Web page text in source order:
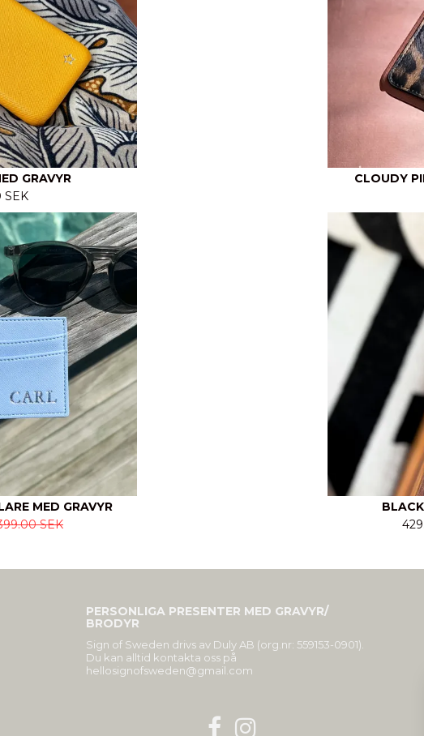
GRAVYR
SEK
CLOUDY
MED GRAVYR
SEK
PERSONLIGA PRESENTER MED GRAVYR/
BRODYR
Sign of Sweden drivs av Duly AB (org.nr: 559153-0901).
Du kan alltid kontakta oss på
hellosignofsweden@gmail.com